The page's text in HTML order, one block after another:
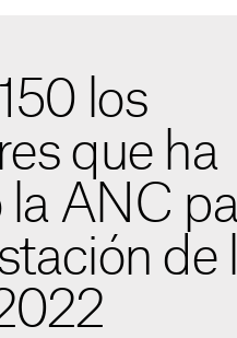
los
que ha
la ANC
de